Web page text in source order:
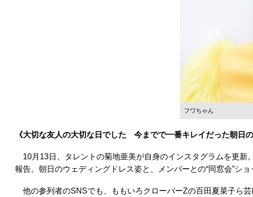
フワちゃん
《大切な友人の大切な日でした 今までで一番キレイだった朝日
10月13日、タレントの菊地亜美が自身のインスタグラムを更新
報告。朝日のウェディングドレス姿と、メンバーとの“同窓会”ショ
他の参列者のSNSでも、ももいろクローバーZの百田夏菜子ら